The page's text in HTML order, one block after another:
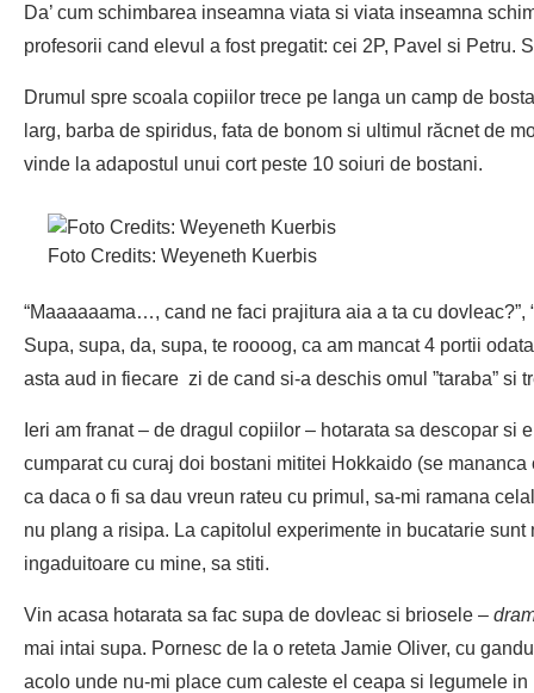
Da’ cum schimbarea inseamna viata si viata inseamna
profesorii cand elevul a fost pregatit: cei 2P, Pavel si Petru.
Drumul spre scoala copiilor trece pe langa un camp de
larg, barba de spiridus, fata de bonom si ultimul răcnet de
vinde la adapostul unui cort peste 10 soiuri de bostani.
Foto Credits: Weyeneth Kuerbis
“Maaaaaama…, cand ne faci prajitura aia a ta cu dovleac?”,
Supa, supa, da, supa, te roooog, ca am mancat 4 portii
asta aud in fiecare zi de cand si-a deschis omul ”taraba” si
Ieri am franat – de dragul copiilor – hotarata sa descopar si
cumparat cu curaj doi bostani mititei Hokkaido (se mananca
ca daca o fi sa dau vreun rateu cu primul, sa-mi ramana
nu plang a risipa. La capitolul experimente in bucatarie sunt
ingaduitoare cu mine, sa stiti.
Vin acasa hotarata sa fac supa de dovleac si briosele –
mai intai supa. Pornesc de la o reteta Jamie Oliver, cu
acolo unde nu-mi place cum caleste el ceapa si legumele